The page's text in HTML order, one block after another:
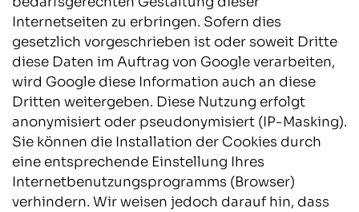
Internetseiten zu erbringen. Sofern dies
gesetzlich vorgeschrieben ist oder soweit Dritte
diese Daten im Auftrag von Google verarbeiten,
wird Google diese Information auch an diese
Dritten weitergeben. Diese Nutzung erfolgt
anonymisiert oder pseudonymisiert (IP-Masking).
Sie können die Installation der Cookies durch
eine entsprechende Einstellung Ihres
Internetbenutzungsprogramms (Browser)
verhindern. Wir weisen jedoch darauf hin, dass